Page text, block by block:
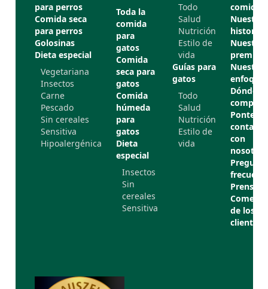
para perros
Comida seca
para perros
Golosinas
Dieta especial
Vegetariana
Insectos
Carne
Pescado
Sin cereales
Sensitiva
Hipoalergénica
Toda la
comida
para
gatos
Comida
seca para
gatos
Comida
húmeda
para
gatos
Dieta
especial
Insectos
Sin
cereales
Sensitiva
Todo
Salud
Nutrición
Estilo de
vida
Guías para
gatos
Todo
Salud
Nutrición
Estilo de
vida
comida
Nuestra
historia
Nuestros
premios
Nuestro
enfoque
Dónde
comprar
Ponte en
contacto
con
nosotros
Prensa
de los
clientes